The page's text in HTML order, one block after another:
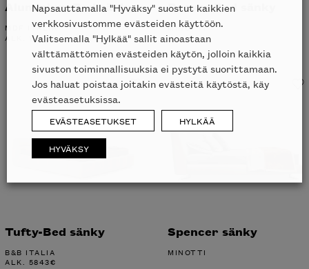
Aluminium Bed sänky
MDF ITALIA
ALK. 1982€
Reeves Bed sänky
MINOTTI
Tufty-Bed sänky
B&B ITALIA
ALK. 5843€
Spencer sänky
MINOTTI
Napsauttamalla "Hyväksy" suostut kaikkien
verkkosivustomme evästeiden käyttöön.
Valitsemalla "Hylkää" sallit ainoastaan
välttämättömien evästeiden käytön, jolloin kaikkia
sivuston toiminnallisuuksia ei pystytä suorittamaan.
Jos haluat poistaa joitakin evästeitä käytöstä, käy
evästeasetuksissa.
EVÄSTEASETUKSET HYLKÄÄ
HYVÄKSY